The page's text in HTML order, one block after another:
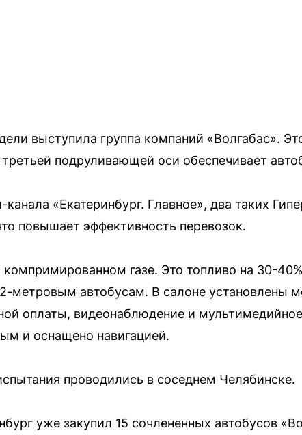
выступила группа компаний «Волгабас».
подруливающей оси обеспечивает
«Екатеринбург. Главное», два таких
повышает эффективность перевозок.
компримированном газе. Это топливо на 30-
метровым автобусам. В салоне установлены
оплаты, видеонаблюдение и
и оснащено навигацией.
проводились в соседнем Челябинске.
уже закупил 15 сочлененных автобусов